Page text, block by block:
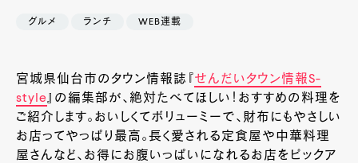
グルメ ランチ WEB連載
宮城県仙台市のタウン情報誌『 せんだいタウン情報S-
style』 の編集部が、絶対たべてほしい！おすすめの料理を
ご紹介します。おいしくてボリューミーで、財布にもやさしい
お店ってやっぱり最高。長く愛される定食屋や中華料理
屋さんなど、お得にお腹いっぱいになれるお店をピックア